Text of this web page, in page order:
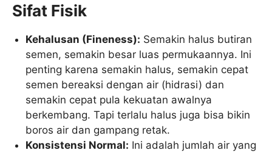
Sifat Fisik
Kehalusan (Fineness): Semakin halus butiran
semen, semakin besar luas permukaannya. Ini
penting karena semakin halus, semakin cepat
semen bereaksi dengan air (hidrasi) dan
semakin cepat pula kekuatan awalnya
berkembang. Tapi terlalu halus juga bisa bikin
boros air dan gampang retak.
Konsistensi Normal: Ini adalah jumlah air yang